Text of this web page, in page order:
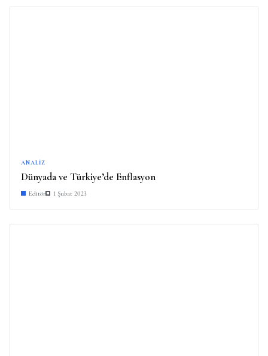
ANALIZ
Dünyada ve Türkiye’de Enflasyon
Editör 1 Şubat 2023